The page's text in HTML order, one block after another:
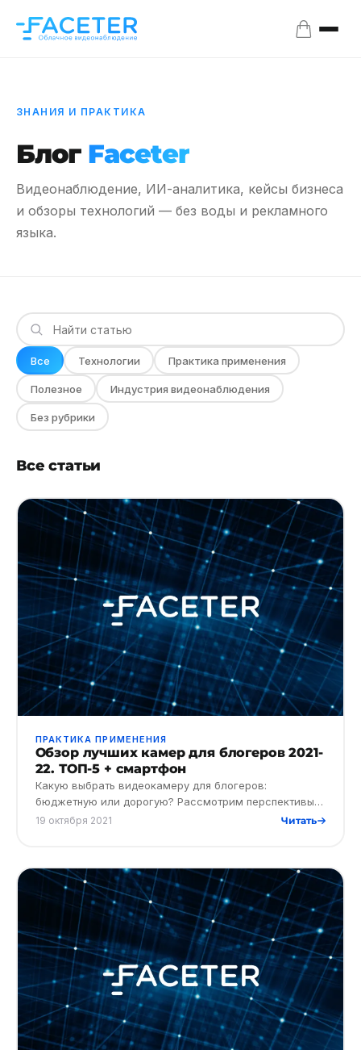
ЗНАНИЯ И ПРАКТИКА
Блог Faceter
Видеонаблюдение, ИИ-аналитика, кейсы бизнеса
и обзоры технологий — без воды и рекламного
языка.
Все Технологии Практика применения
Полезное Индустрия видеонаблюдения
Без рубрики
Все статьи
ПРАКТИКА ПРИМЕНЕНИЯ
Обзор лучших камер для блогеров 2021-
22. ТОП-5 + смартфон
Какую выбрать видеокамеру для блогеров:
бюджетную или дорогую? Рассмотрим перспективы
профессии блогера и лучшее оборудование для
19 октября 2021 Читать